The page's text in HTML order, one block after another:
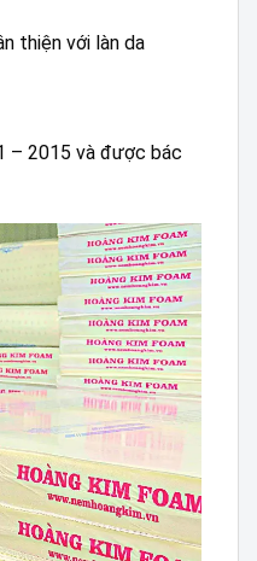
thiện với làn da
– 2015 và được bác